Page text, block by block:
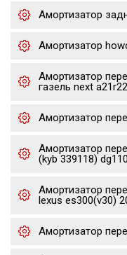
Амортизатор
Амортизатор
Амортизатор
газель next a21r22
Амортизатор
Амортизатор
(kyb 339118)
Амортизатор
lexus es300(v30)
Амортизатор